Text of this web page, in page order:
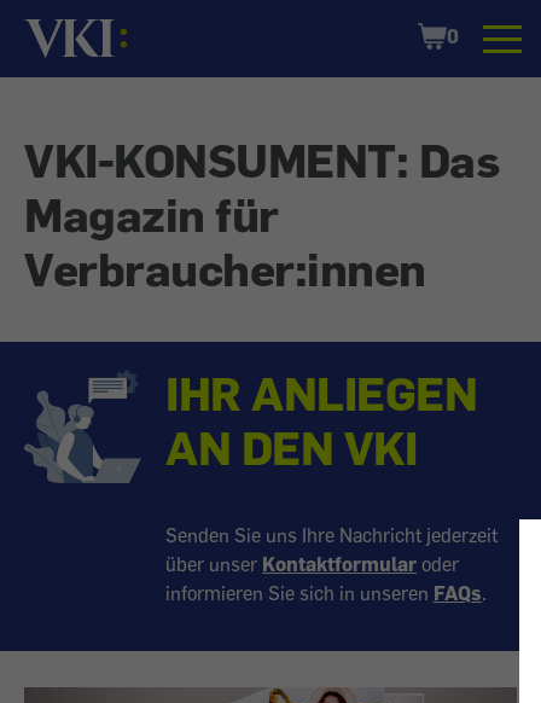
Startseite
Shopping
Cart
0
VKI-KONSUMENT: Das
Magazin für
Verbraucher:innen
IHR ANLIEGEN
AN DEN VKI
Senden Sie uns Ihre Nachricht jederzeit
über unser Kontaktformular oder
informieren Sie sich in unseren FAQs.